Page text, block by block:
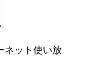
ネット使い放